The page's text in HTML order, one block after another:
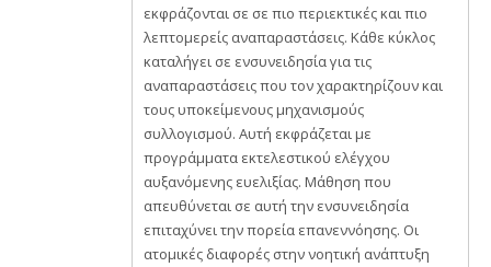
εκφράζονται σε σε πιο περιεκτικές και πιο
λεπτομερείς αναπαραστάσεις. Κάθε κύκλος
καταλήγει σε ενσυνειδησία για τις
αναπαραστάσεις που τον χαρακτηρίζουν και
τους υποκείμενους μηχανισμούς
συλλογισμού. Αυτή εκφράζεται με
προγράμματα εκτελεστικού ελέγχου
αυξανόμενης ευελιξίας. Μάθηση που
απευθύνεται σε αυτή την ενσυνειδησία
επιταχύνει την πορεία επανεννόησης. Οι
ατομικές διαφορές στην νοητική ανάπτυξη